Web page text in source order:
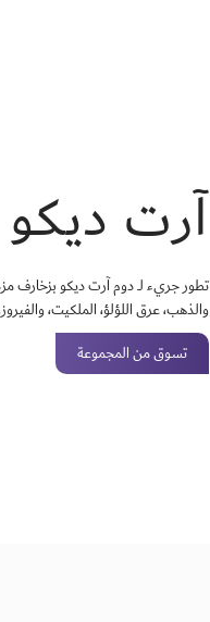
آرت
تطور جريء لــ دوم آرت ديكو بزخارف
والذهب، عرق اللؤلؤ، الملكيت،
تسوق من المجموعة